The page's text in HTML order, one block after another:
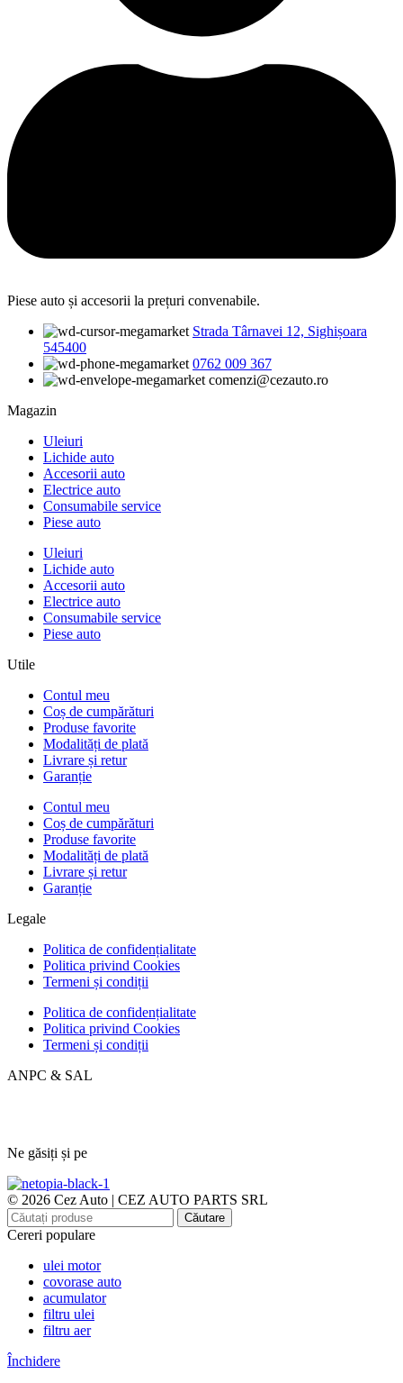
Piese auto și accesorii la prețuri convenabile.
Strada Târnavei 12, Sighișoara
545400
0762 009 367
comenzi@cezauto.ro
Magazin
Uleiuri
Lichide auto
Accesorii auto
Electrice auto
Consumabile service
Piese auto
Uleiuri
Lichide auto
Accesorii auto
Electrice auto
Consumabile service
Piese auto
Utile
Contul meu
Coș de cumpărături
Produse favorite
Modalități de plată
Livrare și retur
Garanție
Contul meu
Coș de cumpărături
Produse favorite
Modalități de plată
Livrare și retur
Garanție
Legale
Politica de confidențialitate
Politica privind Cookies
Termeni și condiții
Politica de confidențialitate
Politica privind Cookies
Termeni și condiții
ANPC & SAL
Ne găsiți și pe
© 2026 Cez Auto | CEZ AUTO PARTS SRL
Căutare
Cereri populare
ulei motor
covorase auto
acumulator
filtru ulei
filtru aer
Închidere